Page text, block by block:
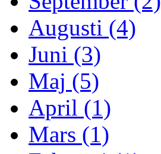
Augusti (4)
Juni (3)
Maj (5)
April (1)
Mars (1)